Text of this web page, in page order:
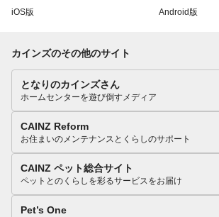
iOS版 Android版
カインズのその他のサイト
となりのカインズさん
ホームセンターを遊び倒すメディア
CAINZ Reform
お住まいのメンテナンスとくらしのサポート
CAINZ ペット総合サイト
ペットとのくらしを彩るサービスをお届け
Pet’s One